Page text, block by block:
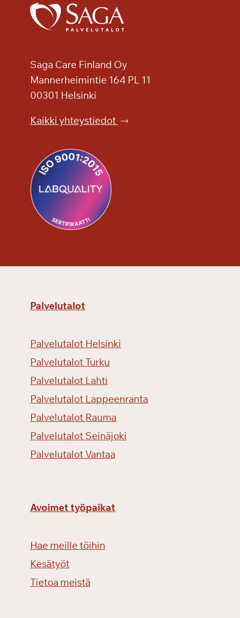
Saga Care Finland Oy
Mannerheimintie 164 PL 11
00301 Helsinki
Kaikki yhteystiedot
Palvelutalot
Palvelutalot Helsinki
Palvelutalot Turku
Palvelutalot Lahti
Palvelutalot Lappeenranta
Palvelutalot Rauma
Palvelutalot Seinäjoki
Palvelutalot Vantaa
Avoimet työpaikat
Hae meille töihin
Kesätyöt
Tietoa meistä